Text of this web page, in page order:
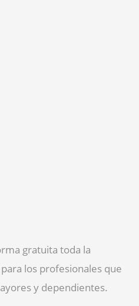
gratuita toda la
los profesionales que
y dependientes.